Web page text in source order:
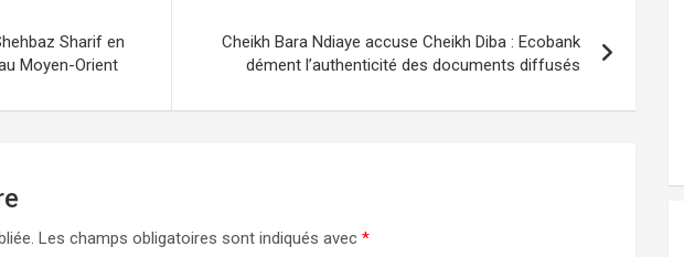
Sharif en
Moyen-Orient
Cheikh Bara Ndiaye accuse Cheikh Diba : Ecobank
dément l’authenticité des documents diffusés
Les champs obligatoires sont indiqués avec *